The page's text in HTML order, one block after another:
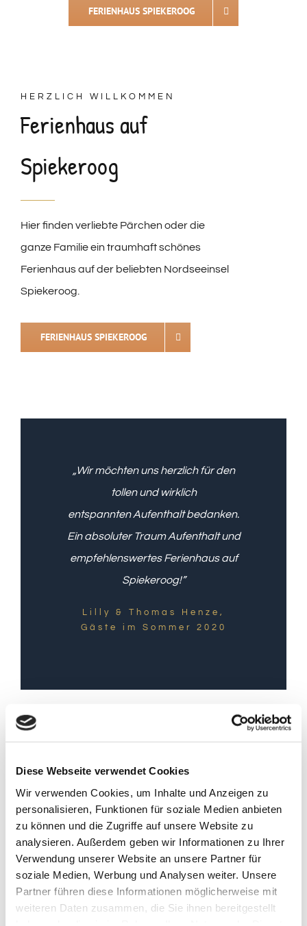
Diese Webseite verwendet Cookies
Wir verwenden Cookies, um Inhalte und Anzeigen zu
personalisieren, Funktionen für soziale Medien anbieten
zu können und die Zugriffe auf unsere Website zu
analysieren. Außerdem geben wir Informationen zu Ihrer
Verwendung unserer Website an unsere Partner für
soziale Medien, Werbung und Analysen weiter. Unsere
Partner führen diese Informationen möglicherweise mit
weiteren Daten zusammen, die Sie ihnen bereitgestellt
FERIENHAUS SPIEKEROOG
HERZLICH WILLKOMMEN
Ferienhaus auf
Spiekeroog
Hier finden verliebte Pärchen oder die
ganze Familie ein traumhaft schönes
Ferienhaus auf der beliebten Nordseeinsel
Spiekeroog.
FERIENHAUS SPIEKEROOG
„Wir möchten uns herzlich für den
tollen und wirklich
entspannten Aufenthalt bedanken.
Ein absoluter Traum Aufenthalt und
empfehlenswertes Ferienhaus auf
Spiekeroog!”
Lilly & Thomas Henze,
Gäste im Sommer 2020
OSTFRIESISCH SCHÖN
& SUPER GRÜN
Wangerland
Das Ferienhaus „Flenzerei“ liegt im